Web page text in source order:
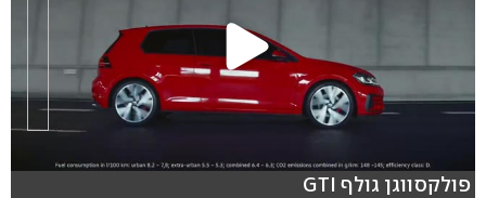
פולקסווגן גולף GTI